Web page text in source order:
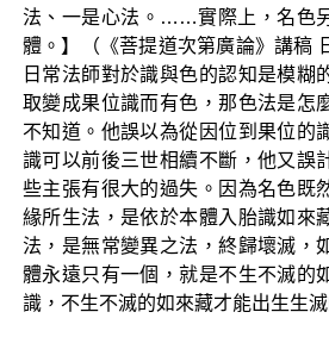
法、一是心法。……實際上，名色
體。】（《菩提道次第廣論》講稿
日常法師對於識與色的認知是模糊
取變成果位識而有色，那色法是怎
不知道。他誤以為從因位到果位的
識可以前後三世相續不斷，他又誤
些主張有很大的過失。因為名色既
緣所生法，是依於本體入胎識如來
法，是無常變異之法，終歸壞滅，
體永遠只有一個，就是不生不滅的
識，不生不滅的如來藏才能出生生